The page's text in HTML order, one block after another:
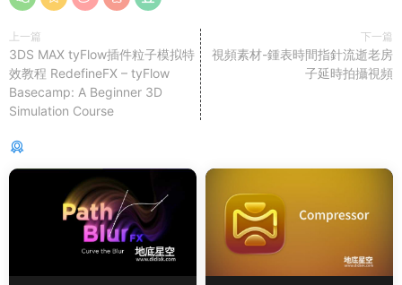
上一篇
3DS MAX tyFlow插件粒子模拟特
效教程 RedefineFX – tyFlow
Basecamp: A Beginner 3D
Simulation Course
下一篇
視頻素材-鍾表時間指針流逝老房
子延時拍攝視頻